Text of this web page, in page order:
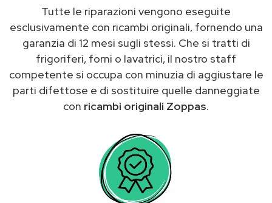
Tutte le riparazioni vengono eseguite
esclusivamente con ricambi originali, fornendo una
garanzia di 12 mesi sugli stessi. Che si tratti di
frigoriferi, forni o lavatrici, il nostro staff
competente si occupa con minuzia di aggiustare le
parti difettose e di sostituire quelle danneggiate
con ricambi originali Zoppas.